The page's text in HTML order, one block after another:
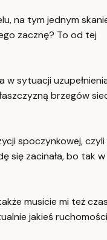
na tym jednym
zacznę? To od tej
sytuacji
brzegów
spoczynkowej,
się zacinała, bo tak
musicie mi też
jakieś